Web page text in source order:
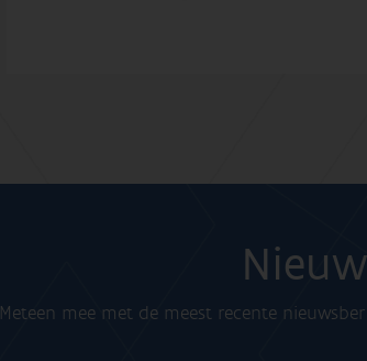
Meteen mee met de meest recente